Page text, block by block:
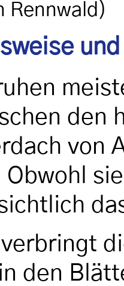
Rennwald)
den
von
verbringt
den